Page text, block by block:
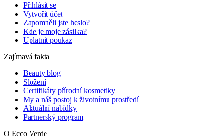
Přihlásit se
Vytvořit účet
Zapomněli jste heslo?
Kde je moje zásilka?
Uplatnit poukaz
Zajímavá fakta
Beauty blog
Složení
Certifikáty přírodní kosmetiky
My a náš postoj k životnímu prostředí
Aktuální nabídky
Partnerský program
O Ecco Verde